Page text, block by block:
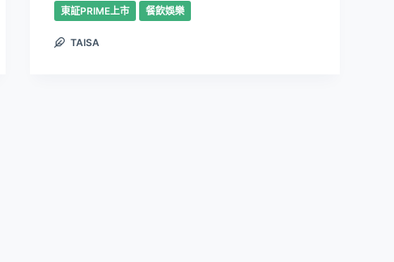
東証PRIME上市 餐飲娛樂
TAISA